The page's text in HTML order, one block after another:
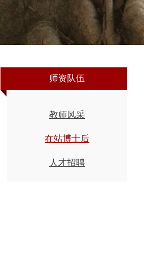
师资队伍
教师风采
在站博士后
人才招聘